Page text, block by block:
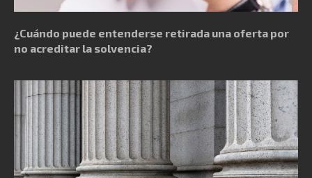
¿Cuándo puede entenderse retirada una oferta por
no acreditar la solvencia?